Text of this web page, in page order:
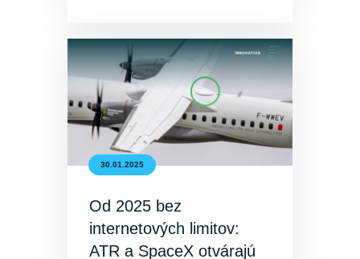
30.01.2025
Od 2025 bez
internetových limitov:
ATR a SpaceX otvárajú